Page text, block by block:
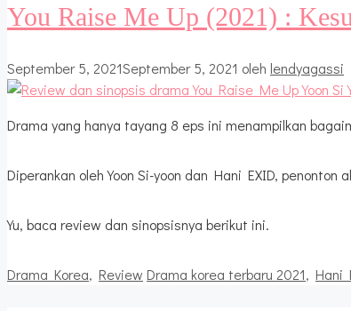
You Raise Me Up (2021) :
September 5, 2021September 5, 2021 oleh lendyagassi
Drama yang hanya tayang 8 eps ini menampilkan
Diperankan oleh Yoon Si-yoon dan Hani EXID,
Yu, baca review dan sinopsisnya berikut ini.
Kategori
Drama Korea, Review Tag
Drama korea terbaru 2021, Hani